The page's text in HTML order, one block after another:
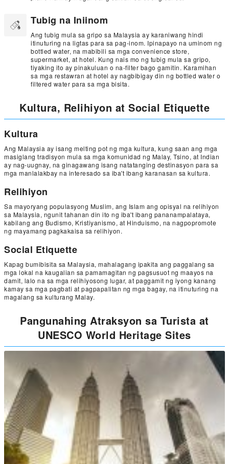
Tubig na Iniinom
Ang tubig mula sa gripo sa Malaysia ay karaniwang hindi
itinuturing na ligtas para sa pag-inom. Ipinapayo na uminom ng
bottled water, na mabibili sa mga convenience store,
supermarket, at hotel. Kung nais mo ng tubig mula sa gripo,
tiyaking ito ay pinakuluan o na-filter bago gamitin. Karamihan
sa mga restawran at hotel ay nagbibigay din ng bottled water o
filtered water para sa mga bisita.
Kultura, Relihiyon at Social Etiquette
Kultura
Ang Malaysia ay isang melting pot ng mga kultura, kung saan ang mga
masiglang tradisyon mula sa mga komunidad ng Malay, Tsino, at Indian
ay nag-uugnay, na ginagawang isang natatanging destinasyon para sa
mga manlalakbay na interesado sa iba't ibang karanasan sa kultura.
Relihiyon
Sa mayoryang populasyong Muslim, ang Islam ang opisyal na relihiyon
sa Malaysia, ngunit tahanan din ito ng iba't ibang pananampalataya,
kabilang ang Budismo, Kristiyanismo, at Hinduismo, na nagpopromote
ng mayamang pagkakaisa sa relihiyon.
Social Etiquette
Kapag bumibisita sa Malaysia, mahalagang ipakita ang paggalang sa
mga lokal na kaugalian sa pamamagitan ng pagsusuot ng maayos na
damit, lalo na sa mga relihiyosong lugar, at paggamit ng iyong kanang
kamay sa mga pagbati at pagpapalitan ng mga bagay, na itinuturing na
magalang sa kulturang Malay.
Pangunahing Atraksyon sa Turista at
UNESCO World Heritage Sites